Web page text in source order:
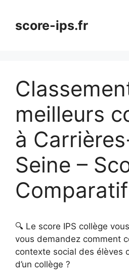
contenuscore-ips.fr
meilleurs
à
Seine –
🔍 Le score IPS collège
vous demandez comment
contexte social des élèves
d’un collège ?